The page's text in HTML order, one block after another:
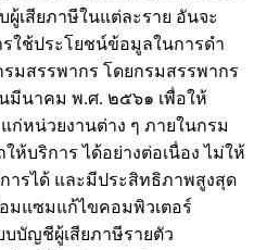
เสียภาษีในแต่ละราย อันจะ
ใช้ประโยชน์ข้อมูลในการดํา
มสรรพากร โดยกรมสรรพากร
มีนาคม พ.ศ. ๒๕๖๑ เพื่อให้
ก่หน่วยงานต่าง ๆ ภายในกรม
ห้บริการ ได้อย่างต่อเนื่อง ไม่ให้
ารได้ และมีประสิทธิภาพสูงสุด
มแซมแก้ไขคอมพิวเตอร์
บัญชีผู้เสียภาษีรายตัว